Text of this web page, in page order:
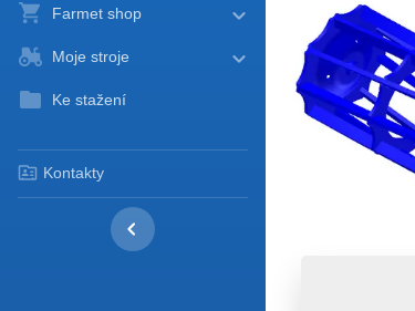
Farmet shop
Moje stroje
Ke stažení
Kontakty